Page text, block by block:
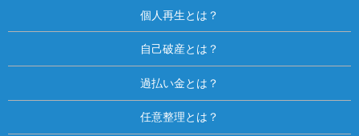
個人再生とは？
自己破産とは？
過払い金とは？
任意整理とは？